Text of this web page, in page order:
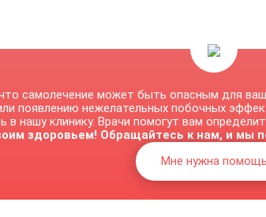
самолечение может быть опасным для
появлению нежелательных побочных
в нашу клинику. Врачи помогут вам
здоровьем! Обращайтесь к нам, и мы
Мне нужна помощь